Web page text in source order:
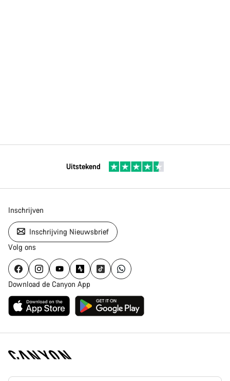
Uitstekend
Inschrijven
Inschrijving Nieuwsbrief
Volg ons
Download de Canyon App